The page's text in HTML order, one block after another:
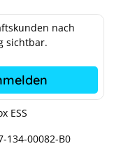
ESS
134-00082-B0
nach
sichtbar.